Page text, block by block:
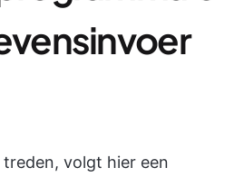
volgt hier een